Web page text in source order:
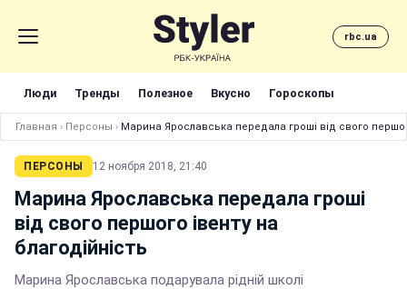
rbc.ua
Люди Тренды Полезное Вкусно Гороскопы
Главная › Персоны › Марина Ярославська передала гроші від свого
ПЕРСОНЫ 12 ноября 2018, 21:40
Марина Ярославська передала гроші
від свого першого івенту на
благодійність
Марина Ярославська подарувала рідній школі